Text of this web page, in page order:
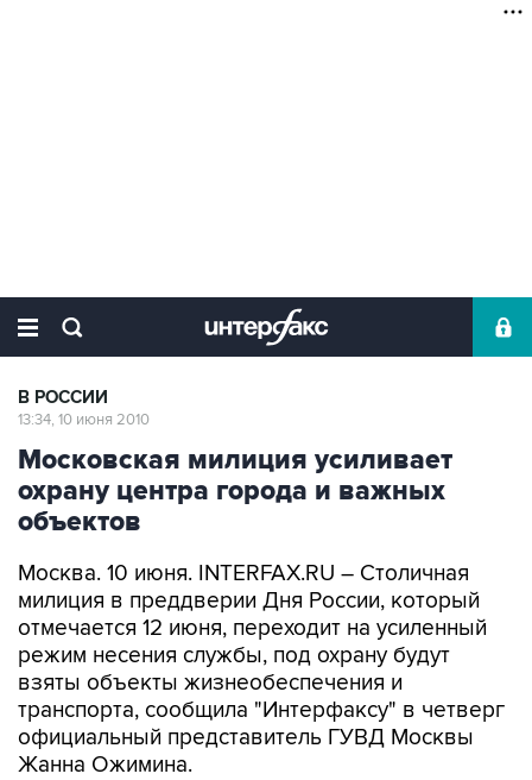
В РОССИИ
13:34, 10 июня 2010
Московская милиция усиливает
охрану центра города и важных
объектов
Москва. 10 июня. INTERFAX.RU – Столичная
милиция в преддверии Дня России, который
отмечается 12 июня, переходит на усиленный
режим несения службы, под охрану будут
взяты объекты жизнеобеспечения и
транспорта, сообщила "Интерфаксу" в четверг
официальный представитель ГУВД Москвы
Жанна Ожимина.